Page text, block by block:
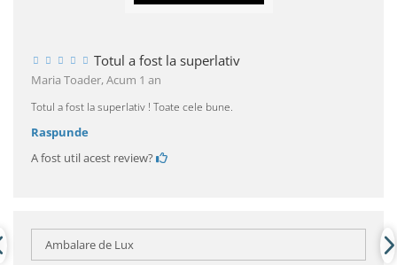
Totul a fost la superlativ
Maria Toader,Acum 1 an
Totul a fost la superlativ ! Toate cele bune.
Raspunde
A fost util acest review?
Ambalare de Lux